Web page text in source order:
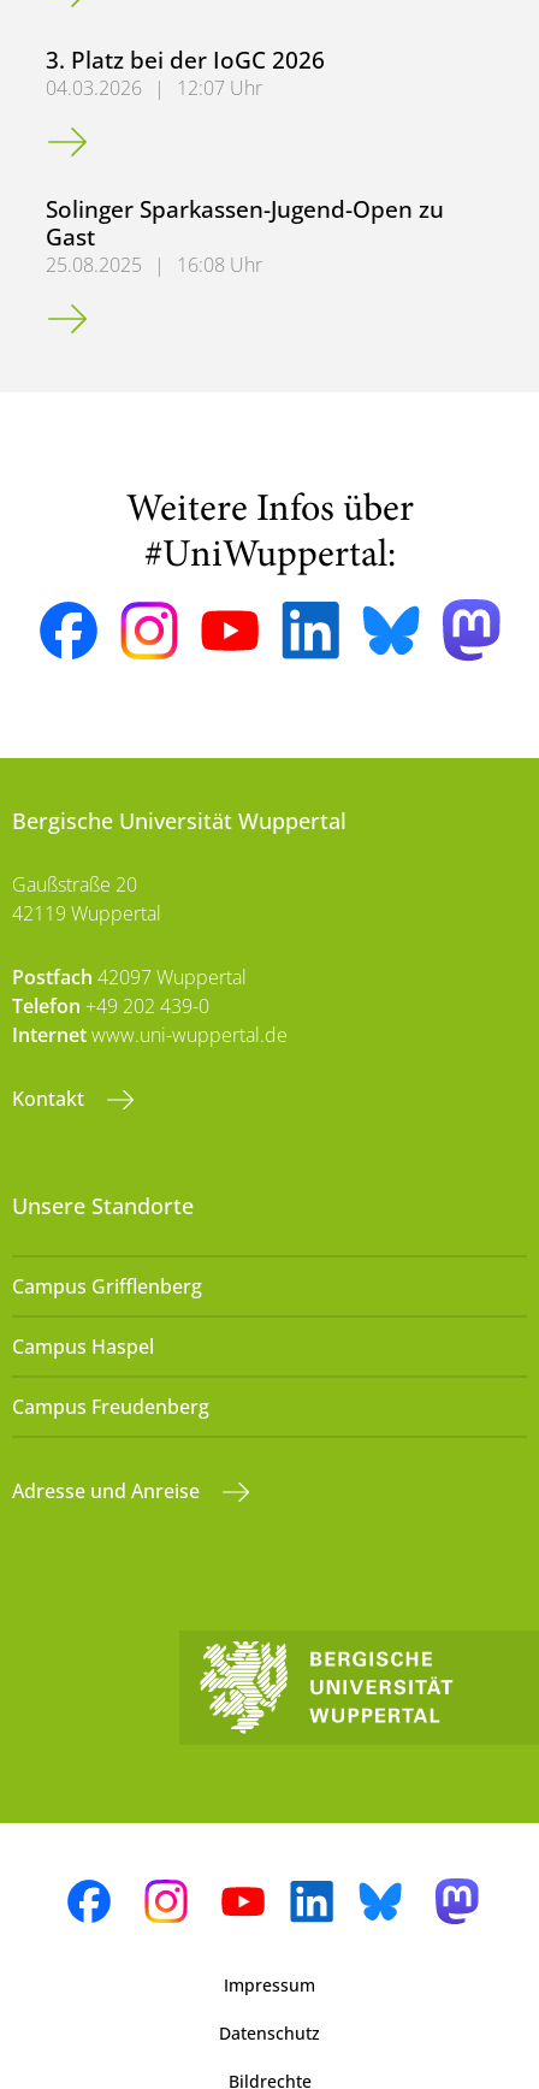
3. Platz bei der IoGC 2026
04.03.2026 |
12:07 Uhr
3. Platz bei der IoGC 2026
Solinger Sparkassen-Jugend-Open zu
Gast
25.08.2025 |
16:08 Uhr
Solinger Sparkassen-Jugend-Open zu Gast
Weitere Infos über
#UniWuppertal:
Bergische Universität Wuppertal
Gaußstraße 20
42119 Wuppertal
Postfach 42097 Wuppertal
Telefon +49 202 439-0
Internetwww.uni-wuppertal.de
Kontakt
Unsere Standorte
Campus Grifflenberg
Campus Haspel
Campus Freudenberg
Adresse und Anreise
Impressum
Datenschutz
Bildrechte